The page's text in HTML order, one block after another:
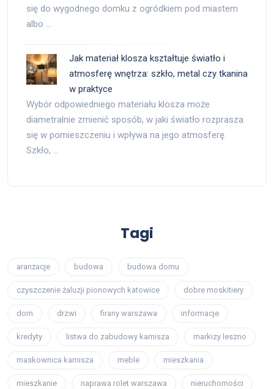
się do wygodnego domku z ogródkiem pod miastem
albo …
Jak materiał klosza kształtuje światło i
atmosferę wnętrza: szkło, metal czy tkanina
w praktyce
Wybór odpowiedniego materiału klosza może
diametralnie zmienić sposób, w jaki światło rozprasza
się w pomieszczeniu i wpływa na jego atmosferę.
Szkło, …
Tagi
aranżacje budowa budowa domu
czyszczenie żaluzji pionowych katowice dobre moskitiery
dom drzwi firany warszawa informacje
kredyty listwa do zabudowy karnisza markizy leszno
maskownica karnisza meble mieszkania
mieszkanie naprawa rolet warszawa nieruchomości